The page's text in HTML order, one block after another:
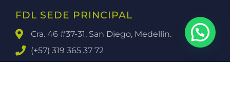
FDL SEDE PRINCIPAL
Cra. 46 #37-31, San Diego, Medellín.
(+57) 319 365 37 72​